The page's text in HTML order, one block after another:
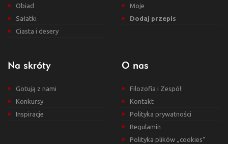
Obiad
Sałatki
Ciasta i desery
Moje
Dodaj przepis
Na skróty
Gotują z nami
Konkursy
Inspiracje
O nas
Filozofia i Zespół
Kontakt
Polityka prywatności
Regulamin
Polityka plików „cookies”